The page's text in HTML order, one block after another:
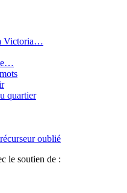
Victoria…
quartier
oublié
le soutien de :